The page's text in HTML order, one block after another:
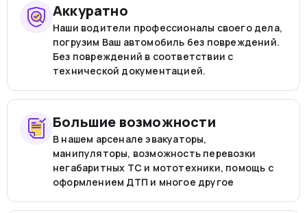
Аккуратно
Наши водители профессионалы своего дела,
погрузим Ваш автомобиль без повреждений.
Без повреждений в соответствии с
технической документацией.
Большие возможности
В нашем арсенале эвакуаторы,
манипуляторы, возможность перевозки
негабаритных ТС и мототехники, помощь с
оформлением ДТП и многое другое